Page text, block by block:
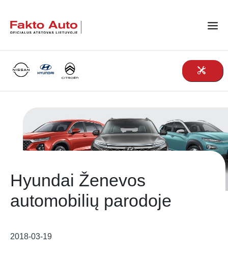
Main Navigation
Hyundai Ženevos
automobilių parodoje
2018-03-19